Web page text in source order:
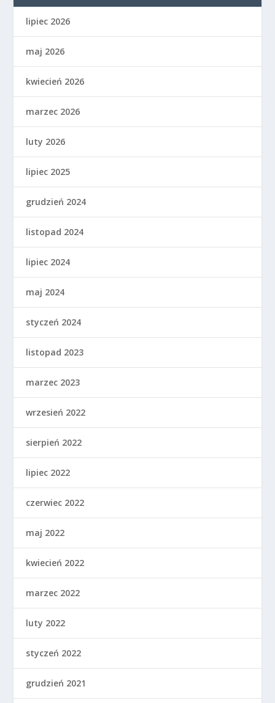
lipiec 2026
maj 2026
kwiecień 2026
marzec 2026
luty 2026
lipiec 2025
grudzień 2024
listopad 2024
lipiec 2024
maj 2024
styczeń 2024
listopad 2023
marzec 2023
wrzesień 2022
sierpień 2022
lipiec 2022
czerwiec 2022
maj 2022
kwiecień 2022
marzec 2022
luty 2022
styczeń 2022
grudzień 2021